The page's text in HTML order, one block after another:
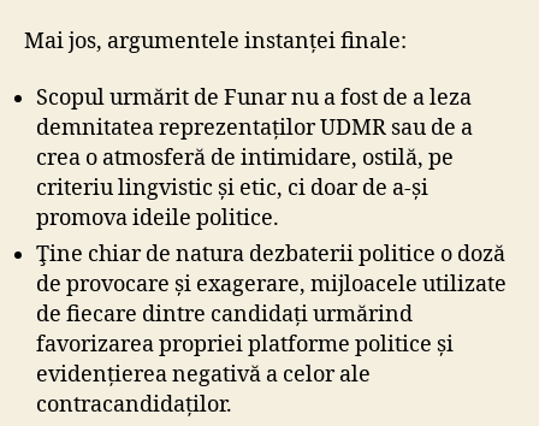
Mai jos, argumentele instanței finale:
Scopul urmărit de Funar nu a fost de a leza
demnitatea reprezentaților UDMR sau de a
crea o atmosferă de intimidare, ostilă, pe
criteriu lingvistic și etic, ci doar de a-și
promova ideile politice.
Ţine chiar de natura dezbaterii politice o doză
de provocare și exagerare, mijloacele utilizate
de fiecare dintre candidați urmărind
favorizarea propriei platforme politice și
evidențierea negativă a celor ale
contracandidaților.